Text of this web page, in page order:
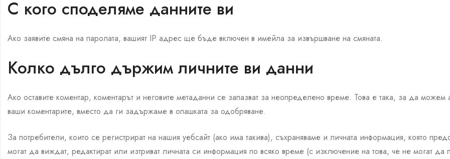
С кого споделяме данните ви
Ако заявите смяна на паролата, вашият IP адрес ще бъде включен в имейла за извършване на смяната.
Колко дълго държим личните ви данни
Ако оставите коментар, коментарът и неговите метаданни се запазват за неопределено време. Това е така, за да
ваши коментарите, вместо да ги задържаме в опашката за одобряване.
За потребители, които се регистрират на нашия уебсайт (ако има такива), съхраняваме и личната информация, която
могат да виждат, редактират или изтриват личната си информация по всяко време (с изключение на това, че не могат